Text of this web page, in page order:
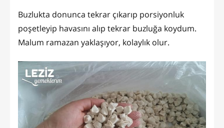
Buzlukta donunca tekrar çıkarıp porsiyonluk
poşetleyip havasını alıp tekrar buzluğa koydum.
Malum ramazan yaklaşıyor, kolaylık olur.